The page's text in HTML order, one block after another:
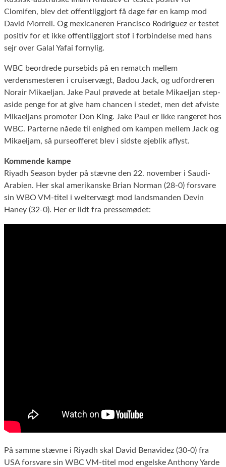
Clomifen, blev det offentliggjort få dage før en kamp mod
David Morrell. Og mexicaneren Francisco Rodriguez er testet
positiv for et ikke offentliggjort stof i forbindelse med hans
sejr over Galal Yafai fornylig.
WBC beordrede pursebids på en rematch mellem
verdensmesteren i cruiservægt, Badou Jack, og udfordreren
Norair Mikaeljan. Jake Paul prøvede at betale Mikaeljan step-
aside penge for at give ham chancen i stedet, men det afviste
Mikaeljans promoter Don King. Jake Paul er ikke rangeret hos
WBC. Parterne nåede til enighed om kampen mellem Jack og
Mikaeljam, så purseofferet blev i sidste øjeblik aflyst.
Kommende kampe
Riyadh Season byder på stævne den 22. november i Saudi-
Arabien. Her skal amerikanske Brian Norman (28-0) forsvare
sin WBO VM-titel i weltervægt mod landsmanden Devin
Haney (32-0). Her er lidt fra pressemødet:
På samme stævne i Riyadh skal David Benavidez (30-0) fra
USA forsvare sin WBC VM-titel mod engelske Anthony Yarde